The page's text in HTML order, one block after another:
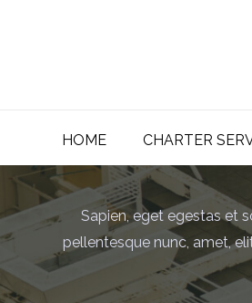
HOME CHARTER
Sapien, eget egestas et
pellentesque nunc, amet,